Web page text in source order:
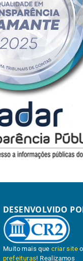
DESENVOLVIDO
Muito mais quecriar site
prefeituras! Realizamos